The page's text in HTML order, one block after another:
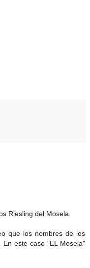
Riesling del Mosela.
que los nombres de los
este caso "EL Mosela"